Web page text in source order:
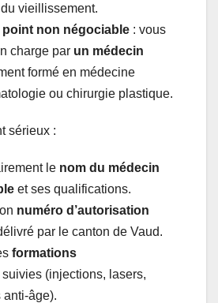
vieillissement.
point non négociable : vous
charge par un médecin
formé en médecine
ou chirurgie plastique.
sérieux :
le nom du médecin
et ses qualifications.
numéro d’autorisation
par le canton de Vaud.
formations
suivies (injections, lasers,
âge).